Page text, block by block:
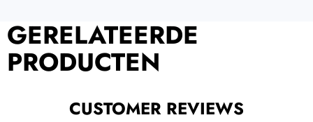
GERELATEERDE
PRODUCTEN
CUSTOMER REVIEWS